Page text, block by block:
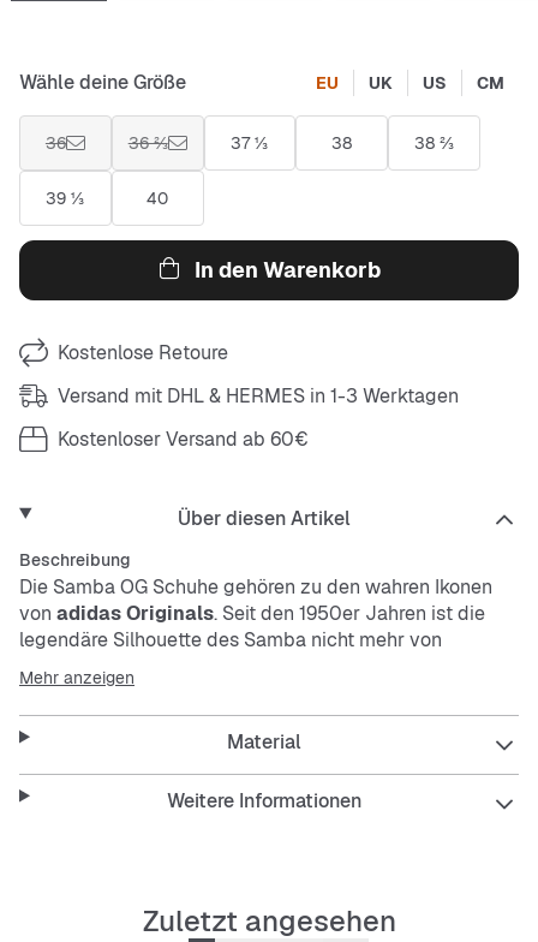
Wähle deine Größe EU UK US CM
36 36 ⅔ 37 ⅓ 38 38 ⅔
39 ⅓ 40
In den Warenkorb
Kostenlose Retoure
Versand mit DHL & HERMES in 1-3 Werktagen
Kostenloser Versand ab 60€
Über diesen Artikel
Beschreibung
Die Samba OG Schuhe gehören zu den wahren Ikonen
von adidas Originals. Seit den 1950er Jahren ist die
legendäre Silhouette des Samba nicht mehr von
Fußballplätzen, Skateparks und Straßen auf der ganzen
Welt wegzudenken.
Das Obermaterial aus hochwertigem Leder und die
legendäre T-förmige Zehenkappe aus Wildleder sorgen
für einen zeitlosen Look, während die Gummiaußensohle
Mehr anzeigen
Material
Weitere Informationen
Zuletzt angesehen